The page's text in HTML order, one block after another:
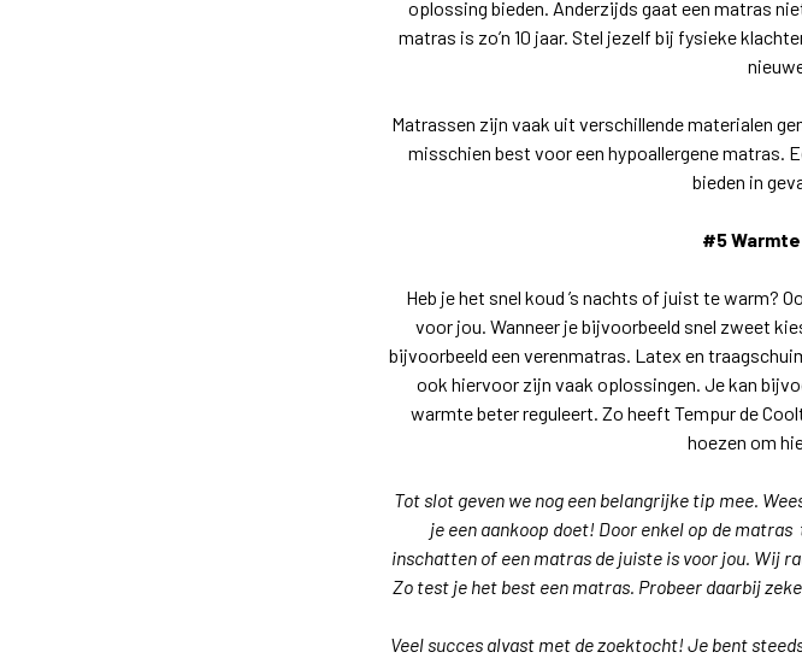
oplossing bieden. Anderzijds gaat een matras
matras is zo’n 10 jaar. Stel jezelf bij fysieke
Matrassen zijn vaak uit verschillende materialen
misschien best voor een hypoallergene matras.
bieden in
#5
Heb je het snel koud ’s nachts of juist te warm?
voor jou. Wanneer je bijvoorbeeld snel zweet
bijvoorbeeld een verenmatras. Latex en
ook hiervoor zijn vaak oplossingen. Je kan
warmte beter reguleert. Zo heeft Tempur de
hoezen om
Tot slot geven we nog een belangrijke tip mee.
je een aankoop doet! Door enkel op de
inschatten of een matras de juiste is voor jou. Wij
Zo test je het best een matras. Probeer daarbij
Veel succes alvast met de zoektocht! Je bent